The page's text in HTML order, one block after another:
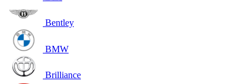
Bentley
BMW
Brilliance